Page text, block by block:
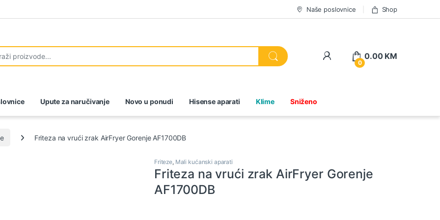
Naše poslovnice Shop
0
0.00 KM
Upute za naručivanje Novo u ponudi Hisense aparati Klime Sniženo
Friteza na vrući zrak AirFryer Gorenje AF1700DB
Friteze, Mali kućanski aparati
Friteza na vrući zrak AirFryer Gorenje
AF1700DB